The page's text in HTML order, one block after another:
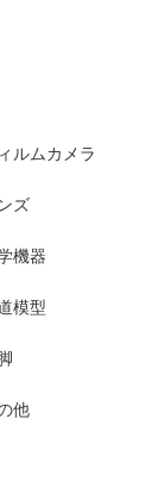
ルムカメラ
ズ
機器
模型
他